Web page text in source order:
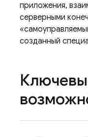
приложения,
серверными
созданный